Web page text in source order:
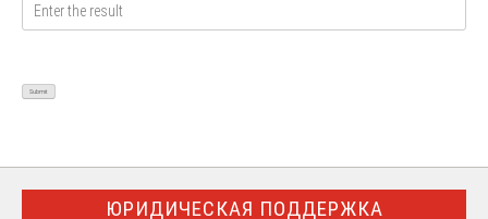
ЮРИДИЧЕСКАЯ ПОДДЕРЖКА